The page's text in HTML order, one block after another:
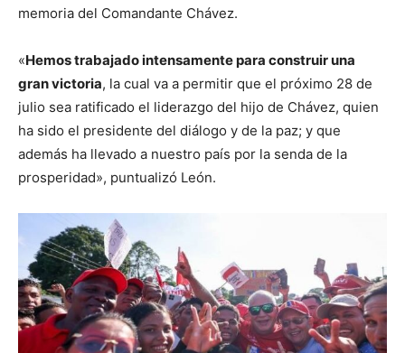
memoria del Comandante Chávez.
«Hemos trabajado intensamente para construir una
gran victoria, la cual va a permitir que el próximo 28 de
julio sea ratificado el liderazgo del hijo de Chávez, quien
ha sido el presidente del diálogo y de la paz; y que
además ha llevado a nuestro país por la senda de la
prosperidad», puntualizó León.